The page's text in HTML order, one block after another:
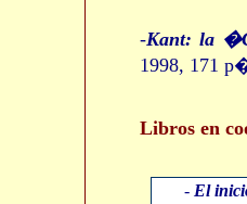
-Kant: la
1998, 171
Libros en
- El